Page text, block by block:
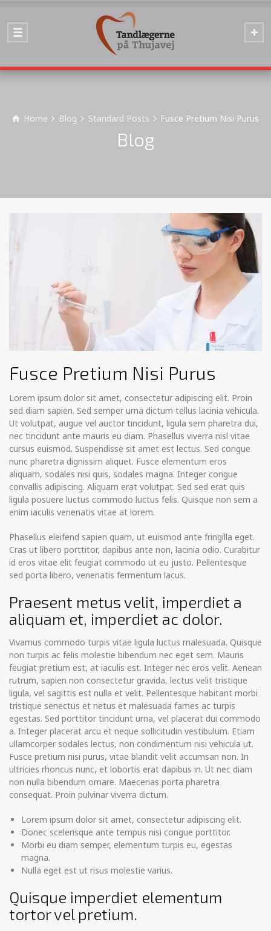
Home Blog Standard Posts Fusce Pretium Nisi Purus
Blog
Fusce Pretium Nisi Purus
Lorem ipsum dolor sit amet, consectetur adipiscing elit. Proin
sed diam sapien. Sed semper urna dictum tellus lacinia vehicula.
Ut volutpat, augue vel auctor tincidunt, ligula sem pharetra dui,
nec tincidunt ante mauris eu diam. Phasellus viverra nisl vitae
cursus euismod. Suspendisse sit amet est lectus. Sed congue
nunc pharetra dignissim aliquet. Fusce elementum eros
aliquam, sodales nisi quis, sodales magna. Integer congue
convallis adipiscing. Aliquam erat volutpat. Sed sed erat quis
ligula posuere luctus commodo luctus felis. Quisque non sem a
enim iaculis venenatis vitae at lorem.
Phasellus eleifend sapien quam, ut euismod ante fringilla eget.
Cras ut libero porttitor, dapibus ante non, lacinia odio. Curabitur
id eros vitae elit feugiat commodo ut eu justo. Pellentesque
sed porta libero, venenatis fermentum lacus.
Praesent metus velit, imperdiet a
aliquam et, imperdiet ac dolor.
Vivamus commodo turpis vitae ligula luctus malesuada. Quisque
non turpis ac felis molestie bibendum nec eget sem. Mauris
feugiat pretium est, at iaculis est. Integer nec eros velit. Aenean
rutrum, sapien non consectetur gravida, lectus velit tristique
ligula, vel sagittis est nulla et velit. Pellentesque habitant morbi
tristique senectus et netus et malesuada fames ac turpis
egestas. Sed porttitor tincidunt urna, vel placerat dui commodo
a. Integer placerat arcu et neque sollicitudin vestibulum. Etiam
ullamcorper sodales lectus, non condimentum nisi vehicula ut.
Fusce pretium nisi purus, vitae blandit velit accumsan non. In
ultricies rhoncus nunc, et lobortis erat dapibus in. Ut nec diam
non nulla bibendum ornare. Maecenas porta pharetra
consequat. Proin pulvinar viverra dictum.
Lorem ipsum dolor sit amet, consectetur adipiscing elit.
Donec scelerisque ante tempus nisi congue porttitor.
Morbi eu diam semper, elementum turpis eu, egestas
magna.
Nulla eget est ut risus molestie varius.
Quisque imperdiet elementum
tortor vel pretium.